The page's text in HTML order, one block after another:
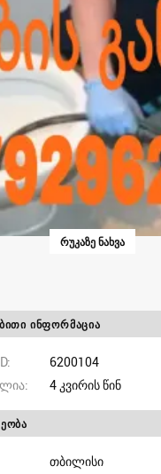
ᲠᲣᲙᲐᲖᲔ ᲜᲐᲮᲕᲐ
ᲘᲜᲤᲝᲠᲛᲐᲪᲘᲐ
6200104
4 კვირის წინ
თბილისი